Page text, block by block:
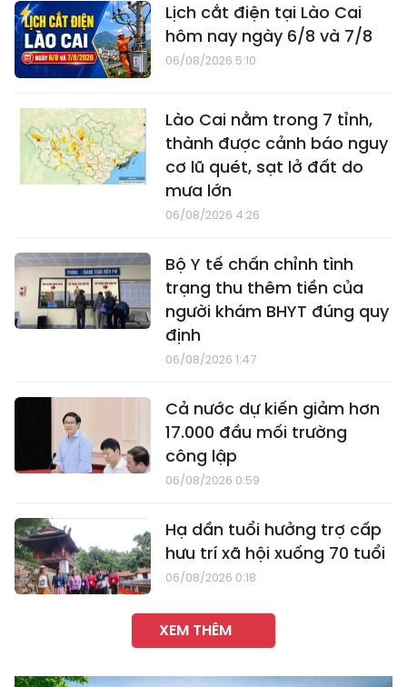
Lịch cắt điện tại Lào Cai
hôm nay ngày 6/8 và 7/8
06/08/2026 5:10
Lào Cai nằm trong 7 tỉnh,
thành được cảnh báo nguy
cơ lũ quét, sạt lở đất do
mưa lớn
06/08/2026 4:26
Bộ Y tế chấn chỉnh tình
trạng thu thêm tiền của
người khám BHYT đúng quy
định
06/08/2026 1:47
Cả nước dự kiến giảm hơn
17.000 đầu mối trường
công lập
06/08/2026 0:59
Hạ dần tuổi hưởng trợ cấp
hưu trí xã hội xuống 70 tuổi
06/08/2026 0:18
XEM THÊM